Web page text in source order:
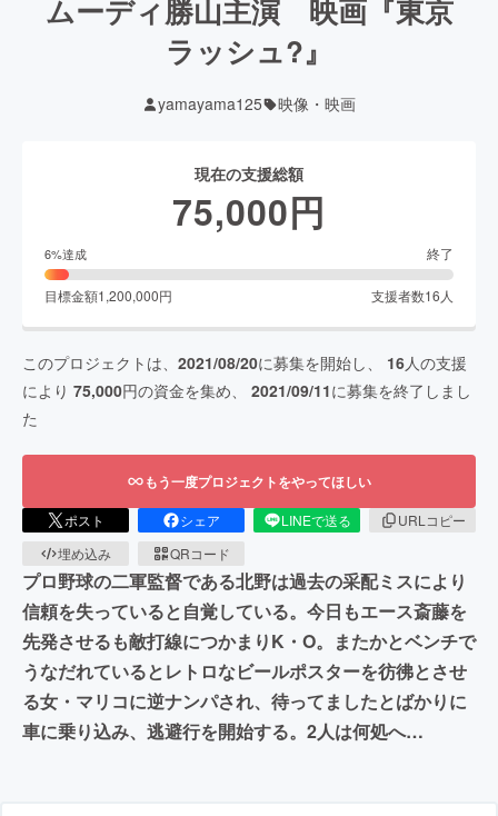
ムーディ勝山主演 映画『東京
ラッシュ?』
yamayama125 映像・映画
現在の支援総額
75,000円
6%達成 終了
目標金額1,200,000円 支援者数16 人
このプロジェクトは、 2021/08/20に募集を開始し、 16人の支援
により 75,000円の資金を集め、 2021/09/11に募集を終了しまし
た
もう一度プロジェクトをやってほしい
ポスト シェア LINEで送る
URLコピー
埋め込み
QRコード
プロ野球の二軍監督である北野は過去の采配ミスにより
信頼を失っていると自覚している。今日もエース斎藤を
先発させるも敵打線につかまりK・O。またかとベンチで
うなだれているとレトロなビールポスターを彷彿とさせ
る女・マリコに逆ナンパされ、待ってましたとばかりに
車に乗り込み、逃避行を開始する。2人は何処へ…